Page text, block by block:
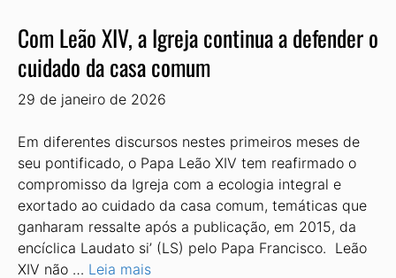
Com Leão XIV, a Igreja continua a defender o
cuidado da casa comum
29 de janeiro de 2026
Em diferentes discursos nestes primeiros meses de
seu pontificado, o Papa Leão XIV tem reafirmado o
compromisso da Igreja com a ecologia integral e
exortado ao cuidado da casa comum, temáticas que
ganharam ressalte após a publicação, em 2015, da
encíclica Laudato si’ (LS) pelo Papa Francisco. Leão
XIV não … Leia mais